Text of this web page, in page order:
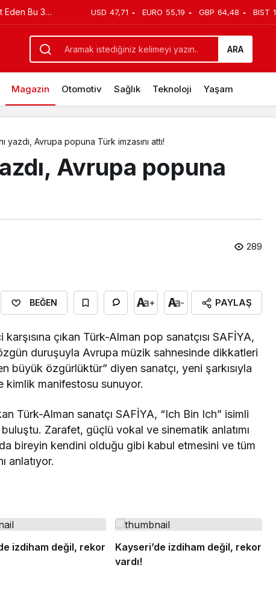
Eden Bu 3 USD 47,71 EURO 55,19 GBP 64,48 BIST
ARA
Magazin Otomotiv Sağlık Teknoloji Yaşam
yazdı, Avrupa popuna Türk imzasını attı!
Avrupa popuna
289
BEĞEN + - PAYLAŞ
çıkan Türk-Alman pop sanatçısı SAFİYA,
duruşuyla Avrupa müzik sahnesinde dikkatleri
büyük özgürlüktür” diyen sanatçı, yeni şarkısıyla
kimlik manifestosu sunuyor.
Türk-Alman sanatçı SAFİYA, “Ich Bin Ich” isimli
Zarafet, güçlü vokal ve sinematik anlatımı
bireyin kendini olduğu gibi kabul etmesini ve tüm
anlatıyor.
izdiham değil, rekor
Kayseri’de izdiham değil, rekor
vardı!
ekibinin okuma provası bol kahkahayla geçti